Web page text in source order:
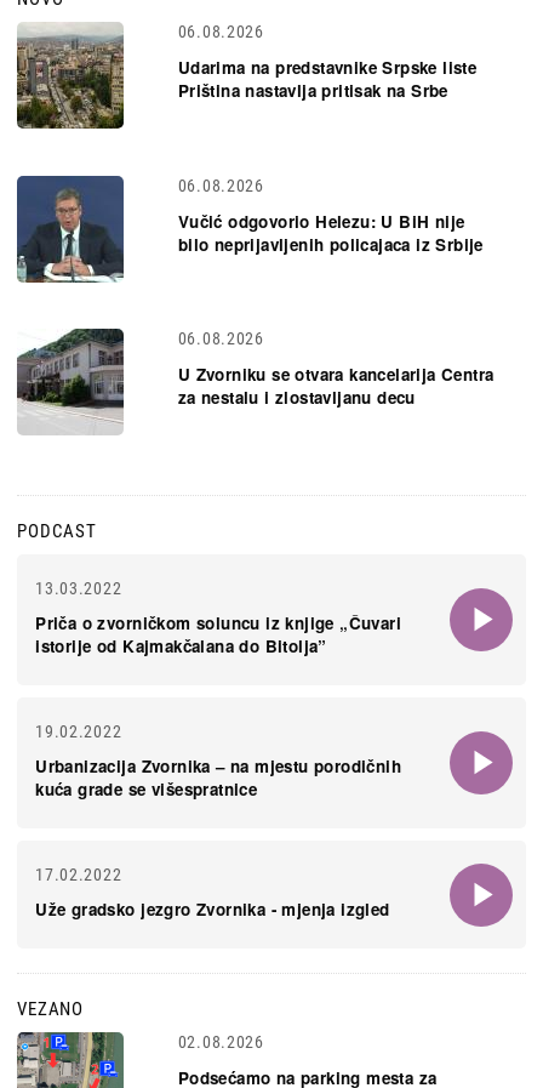
06.08.2026
Udarima na predstavnike Srpske liste
Priština nastavlja pritisak na Srbe
06.08.2026
Vučić odgovorio Helezu: U BiH nije
bilo neprijavljenih policajaca iz Srbije
06.08.2026
U Zvorniku se otvara kancelarija Centra
za nestalu i zlostavljanu decu
PODCAST
13.03.2022
Priča o zvorničkom soluncu iz knjige „Čuvari
istorije od Kajmakčalana do Bitolja”
19.02.2022
Urbanizacija Zvornika – na mjestu porodičnih
kuća grade se višespratnice
17.02.2022
Uže gradsko jezgro Zvornika - mjenja izgled
VEZANO
02.08.2026
Podsećamo na parking mesta za